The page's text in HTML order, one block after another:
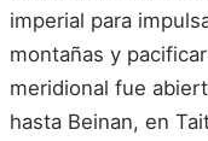
imperial para
montañas y
meridional fue
hasta Beinan, en